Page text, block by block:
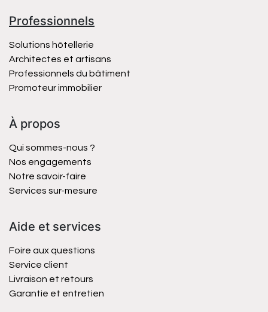
Professionnels
Solutions hôtellerie
Architectes et artisans
Professionnels du bâtiment
Promoteur immobilier
À propos
Qui sommes-nous ?
Nos engagements
Notre savoir-faire
Services sur-mesure
Aide et services
Foire aux questions
Service client
Livraison et retours
Garantie et entretien